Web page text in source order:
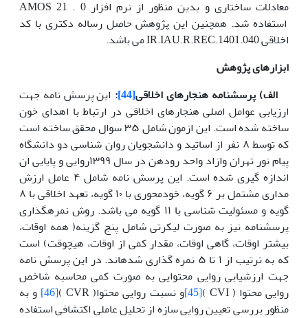
معادلات ساختاری و بدین منظور از نرم افزار AMOS 21 . 0
استفاده شد. همچنین این پژوهش حاصل رساله دکتری با کد
اخلاقی IR.IAU.R.REC.1401.040 می باشد.
ابزارهای پژوهش
الف) پرسشنامه هنجارهای اخلاقی[44]
: این پرسش نامه جهت
ارزیابی عوامل اصلی هنجارهای اخلاقی در ارتباط با اهدای خون
ساخته شده است. این ازمون شامل ۳۵ سوال محقق ساخته است
که توسط ۸ نفر از اساتید و دانشجویان روان شناسی دو دانشگاه
پیام نور تهران وازاد واحد رودهن در سال ۱۳۹۹روایی و پایایی ان
اندازه گیری شده است. این پرسش نامه شامل ۴ عامل ارزش
مداری مشتمل بر ۶ گویه، خودمحوری با ۱۰ گویه، تعهد اخلاقی با ۸
گویه و مسئولیت شناسی با ۱۱ گویه می باشد. روش نمره­گذاری
پرسشنامه نیز به صورت لیکرتی شامل پنج گزینه( همه اوقات،
بیشتر اوقات، گاهی اوقات، مقدار کمی از اوقات، هیچوقت) است
که به ترتیب از ۱ تا ۵ نمره گذاری شده­اند. در این پرسش نامه
جهت ارزشیابی روایی محتوایی به صورت کمی محاسبه شاخص
روایی محتوا ( CVI )
[45] و نسبت روایی محتوا( CVR ) [46]
و به
منظور بررسی تعیین روایی سازه از تحلیل عاملی اکتشافی استفاده